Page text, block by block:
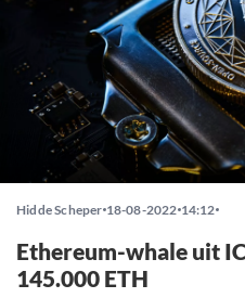
Hidde Scheper 18-08-2022 14:12
Ethereum-whale uit
145.000 ETH